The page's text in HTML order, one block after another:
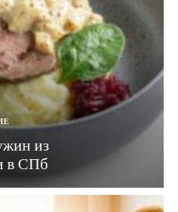
из
в СПб